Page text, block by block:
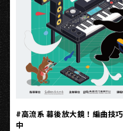
#高流系 幕後放大鏡！編曲技
中